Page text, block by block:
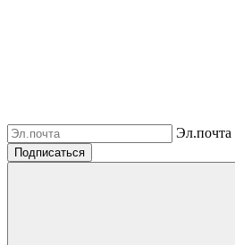
Эл.почта
Подписаться